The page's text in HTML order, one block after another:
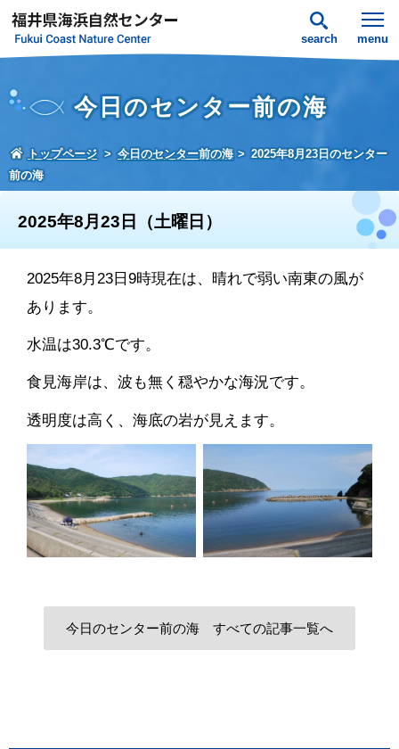
search menu
今日のセンター前の海
トップページ 今日のセンター前の海
2025年8月23日のセンター
前の海
2025年8月23日（土曜日）
2025年8月23日9時現在は、晴れで弱い南東の風が
あります。
水温は30.3℃です。
食見海岸は、波も無く穏やかな海況です。
透明度は高く、海底の岩が見えます。
今日のセンター前の海 すべての記事一覧へ